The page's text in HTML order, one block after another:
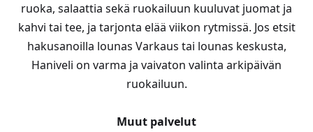
ruoka, salaattia sekä ruokailuun kuuluvat juomat ja
kahvi tai tee, ja tarjonta elää viikon rytmissä. Jos etsit
hakusanoilla lounas Varkaus tai lounas keskusta,
Haniveli on varma ja vaivaton valinta arkipäivän
ruokailuun.
Muut palvelut